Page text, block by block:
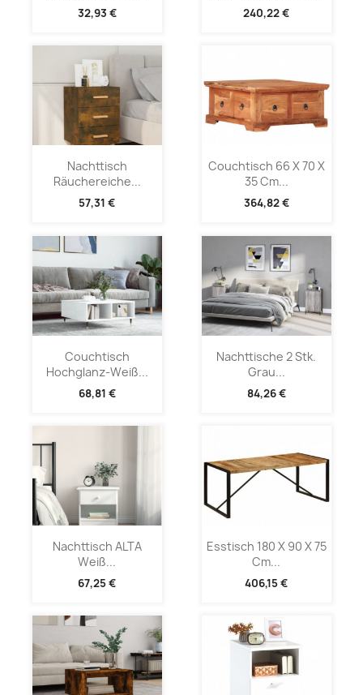
32,93 € 240,22 €
Nachttisch
Räuchereiche...
57,31 €
Couchtisch 66 X 70 X
35 Cm...
364,82 €
Couchtisch
Hochglanz-Weiß...
68,81 €
Nachttische 2 Stk.
Grau...
84,26 €
Nachttisch ALTA
Weiß...
67,25 €
Esstisch 180 X 90 X 75
Cm...
406,15 €